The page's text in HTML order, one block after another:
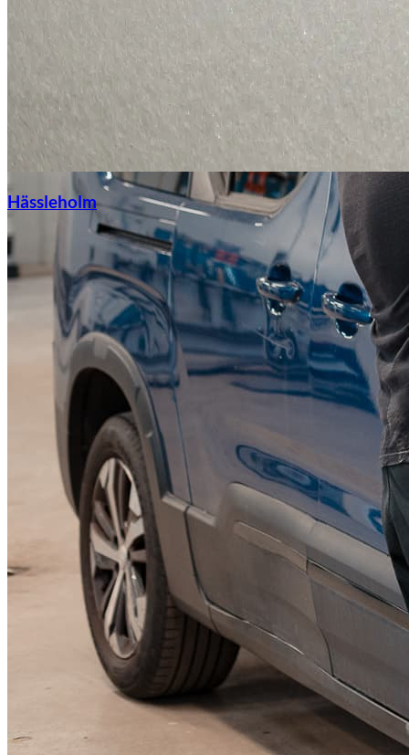
KGM Pickups
Fordonstyp
PickupTransportbilPersonbil
Visa alla fordon
Hässleholm